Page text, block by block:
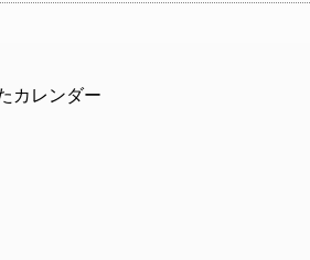
カレンダー